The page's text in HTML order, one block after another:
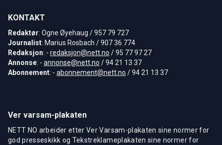
KONTAKT
Redaktør: Ogne Øyehaug / 957 79 727
Journalist: Marius Rosbach / 907 36 774
Redaksjon: - redaksjon@nett.no / 95 77 97 27
Annonse: - annonse@nett.no / 94 21 13 37
Abonnement: - abonnement@nett.no / 94 21 13 37
Ver varsam-plakaten
NETT NO arbeider etter Ver Varsam-plakaten sine normer for
god presseskikk og Tekstreklameplakaten sine normer for